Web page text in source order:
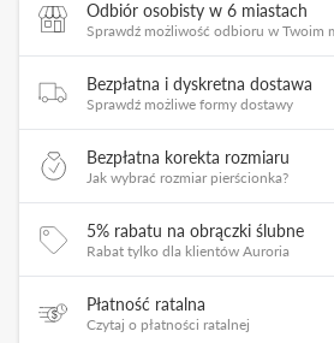
Odbiór osobisty w 6 miastach
Sprawdź możliwość odbioru w Twoim
Bezpłatna i dyskretna dostawa
Sprawdź możliwe formy dostawy
Bezpłatna korekta rozmiaru
Jak wybrać rozmiar pierścionka?
5% rabatu na obrączki ślubne
Rabat tylko dla klientów Auroria
Płatność ratalna
Czytaj o płatności ratalnej